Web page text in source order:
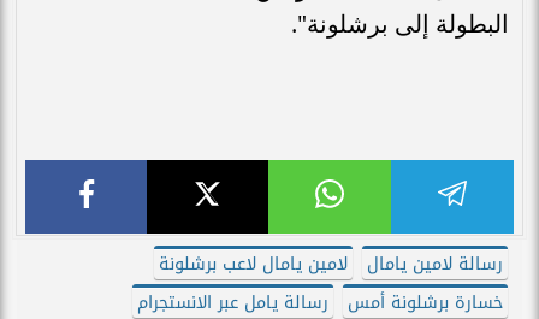
البطولة إلى برشلونة".
رسالة لامين يامال
لامين يامال لاعب برشلونة
خسارة برشلونة أمس
رسالة يامل عبر الانستجرام